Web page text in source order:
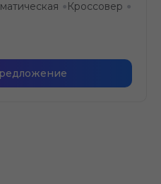
● Кроссовер ●